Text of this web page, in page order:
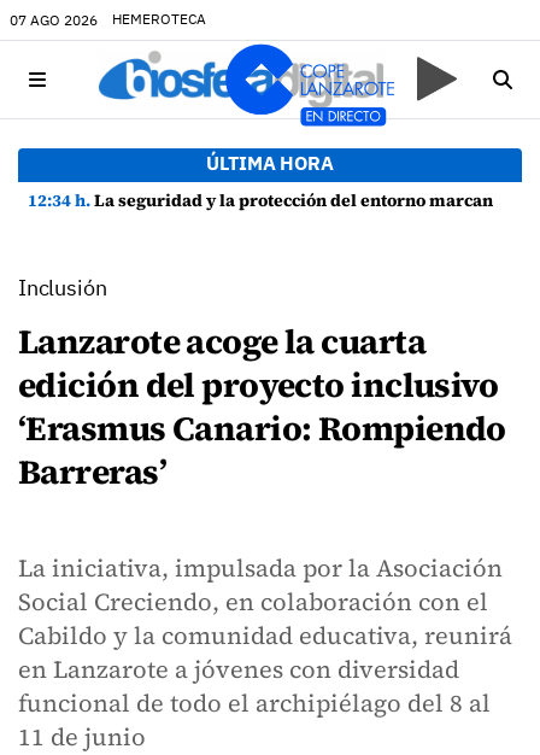
07 AGO 2026 HEMEROTECA
ÚLTIMA HORA
12:34 h.La seguridad y la protección del entorno marcan la planificación de las Fiestas de La Caleta de Famara
Inclusión
Lanzarote acoge la cuarta
edición del proyecto inclusivo
‘Erasmus Canario: Rompiendo
Barreras’
La iniciativa, impulsada por la Asociación
Social Creciendo, en colaboración con el
Cabildo y la comunidad educativa, reunirá
en Lanzarote a jóvenes con diversidad
funcional de todo el archipiélago del 8 al
11 de junio